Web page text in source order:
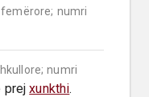
numri
numri
prej xunkthi.